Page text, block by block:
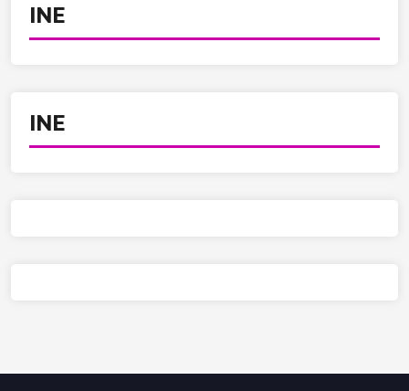
INE
INE